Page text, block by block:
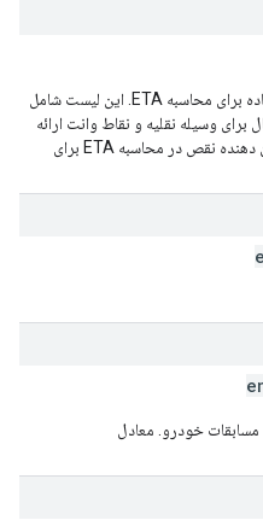
فهرست مرتب شده ای از نقاط مورد استفاده برای محاسبه ETA. این لیست شامل
برای وسیله نقلیه و نقاط وانت ارائه
شده در درخواست است. لیست خالی نشان دهنده نقص در محاسبه ETA برای
خودرو. معادل